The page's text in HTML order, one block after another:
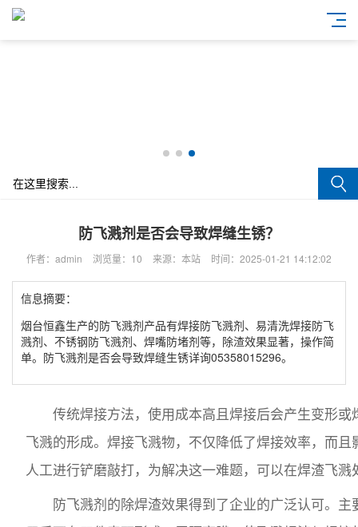
防飞溅剂是否会导致焊缝生锈？
作者：admin 浏览量：10 来源：本站 时间：2025-01-21 14:12:02
信息摘要：
烟台恒鑫生产的防飞溅剂产品有焊接防飞溅剂、易清洗焊接防飞
溅剂、不锈钢防飞溅剂、焊嘴防堵剂等，除渣效果显著，操作简
单。防飞溅剂是否会导致焊缝生锈详询05358015296。
传统焊接方法，使用成本高且焊接后会产生变形
飞溅的形成。焊接飞溅物，不仅降低了焊接效率，而
人工进行铲磨敲打，为解决这一难题，可以在焊渣飞溅
防飞溅剂 的除焊渣效果得到了企业的广泛认可。主